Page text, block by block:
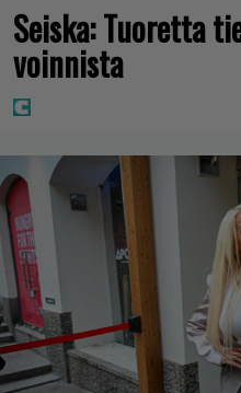
Seiska: Tuoretta
voinnista